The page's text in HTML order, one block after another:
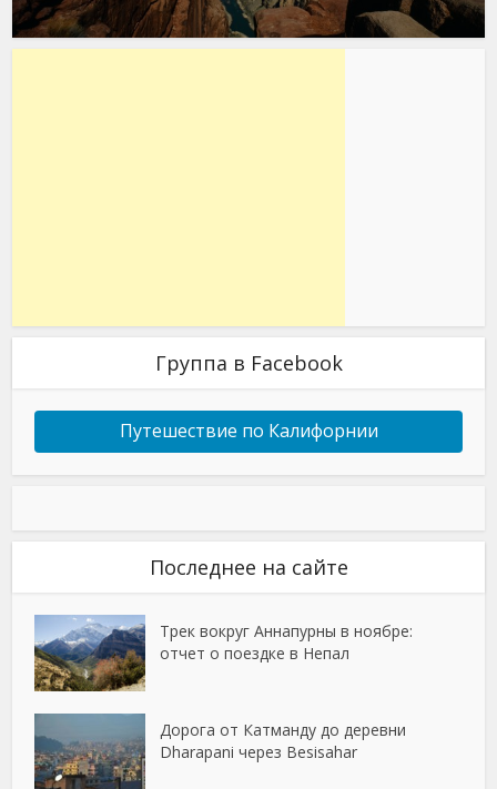
Группа в Facebook
Путешествие по Калифорнии
Последнее на сайте
Трек вокруг Аннапурны в ноябре:
отчет о поездке в Непал
Дорога от Катманду до деревни
Dharapani через Besisahar